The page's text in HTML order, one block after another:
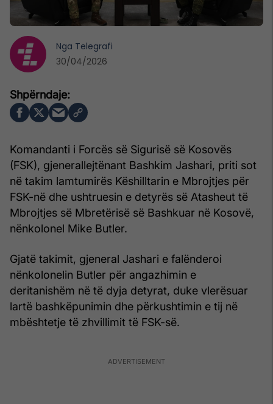
Komandanti i Forcës së Sigurisë së Kosovës
(FSK), gjenerallejtënant Bashkim Jashari, priti sot
në takim lamtumirës Këshilltarin e Mbrojtjes për
FSK-në dhe ushtruesin e detyrës së Atasheut të
Mbrojtjes së Mbretërisë së Bashkuar në Kosovë,
nënkolonel Mike Butler.
Gjatë takimit, gjeneral Jashari e falënderoi
nënkolonelin Butler për angazhimin e
deritanishëm në të dyja detyrat, duke vlerësuar
lartë bashkëpunimin dhe përkushtimin e tij në
mbështetje të zhvillimit të FSK-së.
Nga Telegrafi
30/04/2026